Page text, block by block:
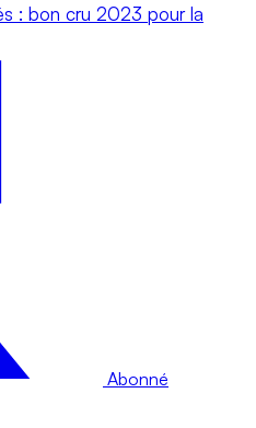
: bon cru 2023 pour la
Abonné